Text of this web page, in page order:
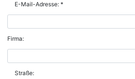
E-Mail-Adresse: *
Firma:
Straße: